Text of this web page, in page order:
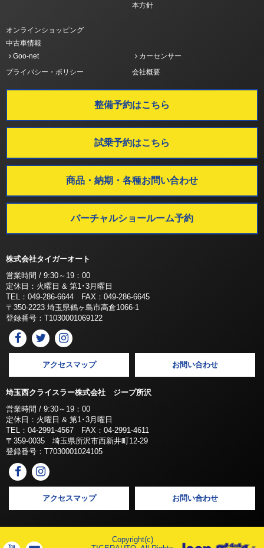
本方針
オンラインショッピング
中古車情報
Goo-net
カーセンサー
プライバシー・ポリシー
会社概要
整備予約はこちら
試乗予約はこちら
商品・納期・各種お問い合わせ
バーチャルショールーム予約
株式会社タイガーオート
営業時間 / 9:30～19：00
定休日：火曜日 & 第1･3月曜日
TEL：049-286-6644 FAX：049-286-6645
〒350-2223 埼玉県鶴ヶ島市高倉1066-1
登録番号：T1030001069122
アクセスマップ お問い合わせ
埼玉西クライスラー株式会社 ジープ所沢
営業時間 / 9:30～19：00
定休日：火曜日 & 第1･3月曜日
TEL：04-2991-4567 FAX：04-2991-4611
〒359-0035 埼玉県所沢市西新井町12-29
登録番号：T7030001024105
アクセスマップ お問い合わせ
Copyright(c)